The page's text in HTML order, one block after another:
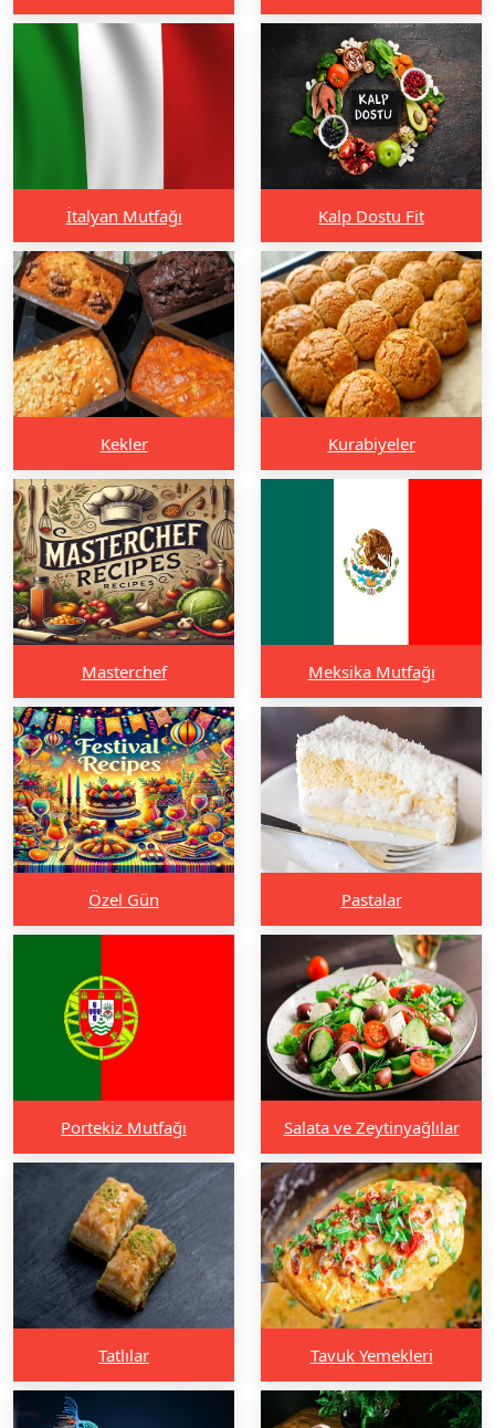
İtalyan Mutfağı Kalp Dostu Fit
Kekler Kurabiyeler
Masterchef Meksika Mutfağı
Özel Gün Pastalar
Portekiz Mutfağı Salata ve Zeytinyağlılar
Tatlılar Tavuk Yemekleri